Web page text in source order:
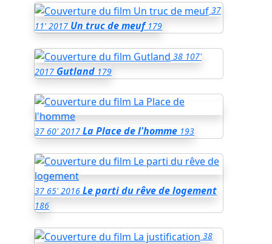
37
11' 2017 Un truc de meuf 179
38 107'
2017 Gutland 179
37 60' 2017 La Place de l'homme 193
37 65' 2016 Le parti du rêve de logement
186
38